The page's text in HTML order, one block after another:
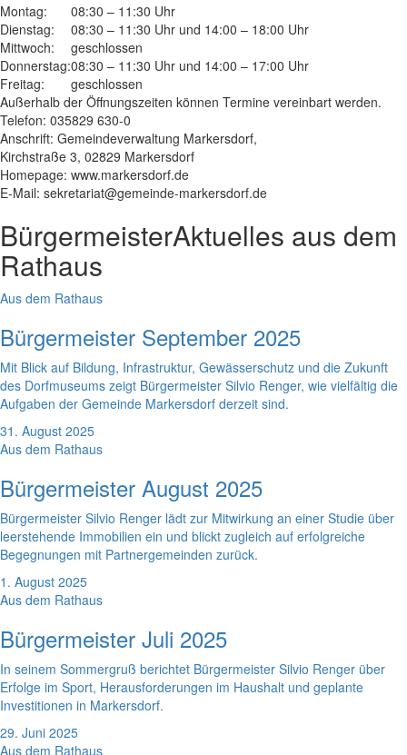
Montag:
08:30 – 11:30 Uhr
Dienstag:
08:30 – 11:30 Uhr und 14:00 – 18:00 Uhr
Mittwoch:
geschlossen
Donnerstag:08:30 – 11:30 Uhr und 14:00 – 17:00 Uhr
Freitag:
geschlossen
Außerhalb der Öffnungszeiten können Termine vereinbart werden.
Telefon: 035829 630-0
Anschrift: Gemeindeverwaltung Markersdorf,
Kirchstraße 3, 02829 Markersdorf
Homepage: www.markersdorf.de
E-Mail: sekretariat@gemeinde-markersdorf.de
BürgermeisterAktuelles aus dem
Rathaus
Aus dem Rathaus
Bürgermeister September 2025
Mit Blick auf Bildung, Infrastruktur, Gewässerschutz und die Zukunft
des Dorfmuseums zeigt Bürgermeister Silvio Renger, wie vielfältig die
Aufgaben der Gemeinde Markersdorf derzeit sind.
31. August 2025
Aus dem Rathaus
Bürgermeister August 2025
Bürgermeister Silvio Renger lädt zur Mitwirkung an einer Studie über
leerstehende Immobilien ein und blickt zugleich auf erfolgreiche
Begegnungen mit Partnergemeinden zurück.
1. August 2025
Aus dem Rathaus
Bürgermeister Juli 2025
In seinem Sommergruß berichtet Bürgermeister Silvio Renger über
Erfolge im Sport, Herausforderungen im Haushalt und geplante
Investitionen in Markersdorf.
29. Juni 2025
Aus dem Rathaus